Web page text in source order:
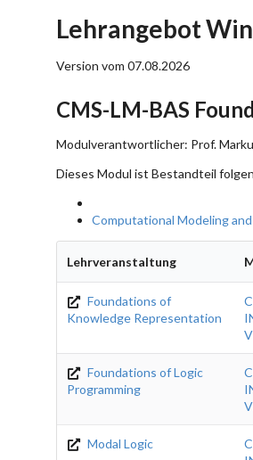
Lehrangebot
Version vom 07.08.2026
CMS-LM-BAS
Modulverantwortlicher: Prof.
Dieses Modul ist Bestandteil
Computational Modeling
Lehrveranstaltung
Foundations of
Knowledge Representation
Foundations of Logic
Programming
Modal Logic